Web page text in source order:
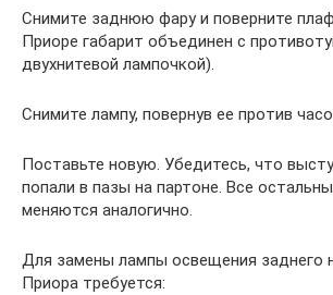
Снимите заднюю фару и поверните
Приоре габарит объединен с
двухнитевой лампочкой).
Снимите лампу, повернув ее против
Поставьте новую. Убедитесь, что
попали в пазы на партоне. Все
меняются аналогично.
Для замены лампы освещения заднего
Приора требуется: